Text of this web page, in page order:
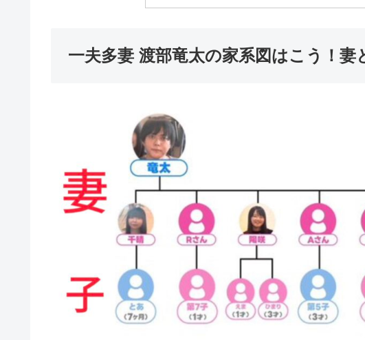
一夫多妻 渡部竜太の家系図はこう！妻